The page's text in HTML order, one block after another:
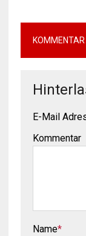
E-Mail
Kommentar
Name*